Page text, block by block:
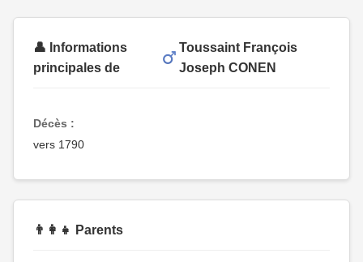
👤 Informations
principales de
Toussaint François
Joseph CONEN
Décès :
vers 1790
👨‍👩‍👧 Parents